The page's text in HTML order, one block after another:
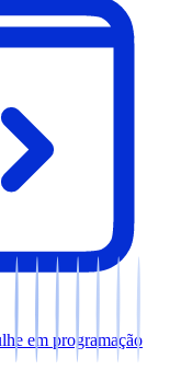
em programação